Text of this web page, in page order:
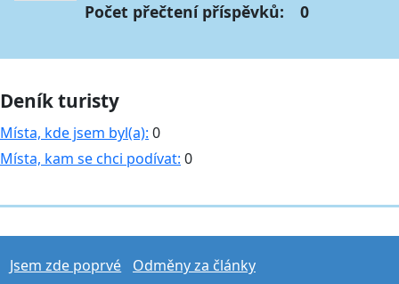
Počet přečtení příspěvků:
0
Deník turisty
Místa, kde jsem byl(a): 0
Místa, kam se chci podívat: 0
Jsem zde poprvé
Odměny za články